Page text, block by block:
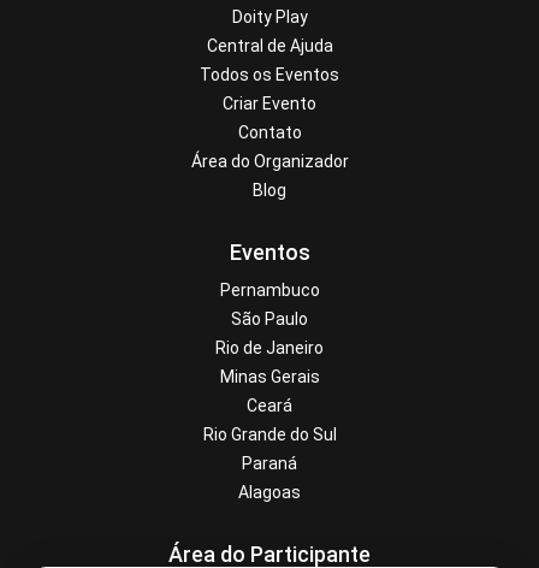
Doity Play
Central de Ajuda
Todos os Eventos
Criar Evento
Contato
Área do Organizador
Blog
Eventos
Pernambuco
São Paulo
Rio de Janeiro
Minas Gerais
Ceará
Rio Grande do Sul
Paraná
Alagoas
Área do Participante